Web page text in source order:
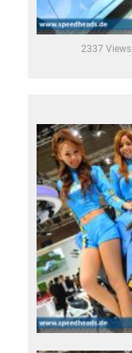
2337 Views